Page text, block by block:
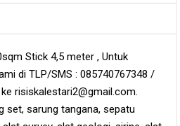
Stick 4,5 meter , Untuk
di TLP/SMS : 085740767348 /
risiskalestari2@gmail.com.
set, sarung tangana, sepatu